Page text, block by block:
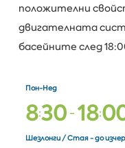
положителни
двигателната
басейните след
Пон-Нед
8:30-18:0
Шезлонги / Стая - до